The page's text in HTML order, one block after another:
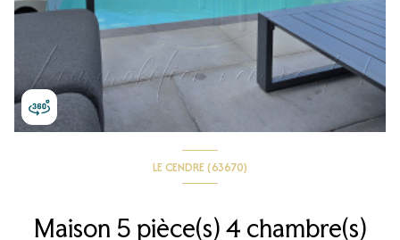
LE CENDRE (63670)
Maison 5 pièce(s) 4 chambre(s)